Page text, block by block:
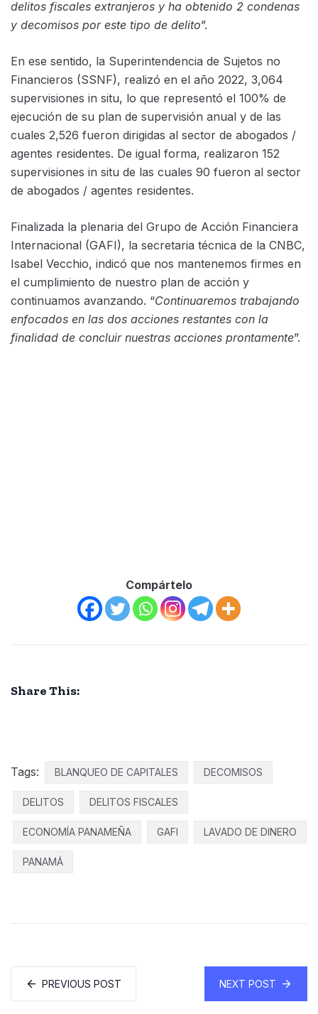
delitos fiscales extranjeros y ha obtenido 2 condenas
y decomisos por este tipo de delito”.
En ese sentido, la Superintendencia de Sujetos no
Financieros (SSNF), realizó en el año 2022, 3,064
supervisiones in situ, lo que representó el 100% de
ejecución de su plan de supervisión anual y de las
cuales 2,526 fueron dirigidas al sector de abogados /
agentes residentes. De igual forma, realizaron 152
supervisiones in situ de las cuales 90 fueron al sector
de abogados / agentes residentes.
Finalizada la plenaria del Grupo de Acción Financiera
Internacional (GAFI), la secretaria técnica de la CNBC,
Isabel Vecchio, indicó que nos mantenemos firmes en
el cumplimiento de nuestro plan de acción y
continuamos avanzando. “Continuaremos trabajando
enfocados en las dos acciones restantes con la
finalidad de concluir nuestras acciones prontamente”.
Compártelo
Share This:
Tags: BLANQUEO DE CAPITALES DECOMISOS
DELITOS DELITOS FISCALES
ECONOMÍA PANAMEÑA GAFI LAVADO DE DINERO
PANAMÁ
PREVIOUS POST NEXT POST